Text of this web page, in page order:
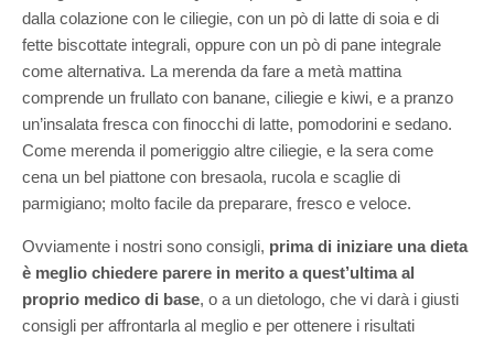
dalla colazione con le ciliegie, con un pò di latte di soia e di
fette biscottate integrali, oppure con un pò di pane integrale
come alternativa. La merenda da fare a metà mattina
comprende un frullato con banane, ciliegie e kiwi, e a pranzo
un’insalata fresca con finocchi di latte, pomodorini e sedano.
Come merenda il pomeriggio altre ciliegie, e la sera come
cena un bel piattone con bresaola, rucola e scaglie di
parmigiano; molto facile da preparare, fresco e veloce.
Ovviamente i nostri sono consigli, prima di iniziare una dieta
è meglio chiedere parere in merito a quest’ultima al
proprio medico di base, o a un dietologo, che vi darà i giusti
consigli per affrontarla al meglio e per ottenere i risultati